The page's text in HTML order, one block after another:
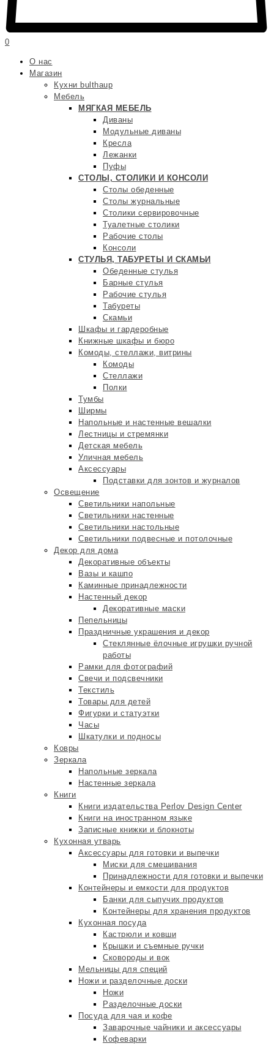
0
О нас
Магазин
Кухни bulthaup
Мебель
МЯГКАЯ МЕБЕЛЬ
Диваны
Модульные диваны
Кресла
Лежанки
Пуфы
СТОЛЫ, СТОЛИКИ И КОНСОЛИ
Столы обеденные
Столы журнальные
Столики сервировочные
Туалетные столики
Рабочие столы
Консоли
СТУЛЬЯ, ТАБУРЕТЫ И СКАМЬИ
Обеденные стулья
Барные стулья
Рабочие стулья
Табуреты
Скамьи
Шкафы и гардеробные
Книжные шкафы и бюро
Комоды, стеллажи, витрины
Комоды
Стеллажи
Полки
Тумбы
Ширмы
Напольные и настенные вешалки
Лестницы и стремянки
Детская мебель
Уличная мебель
Аксессуары
Подставки для зонтов и журналов
Освещение
Светильники напольные
Светильники настенные
Светильники настольные
Светильники подвесные и потолочные
Декор для дома
Декоративные объекты
Вазы и кашпо
Каминные принадлежности
Настенный декор
Декоративные маски
Пепельницы
Праздничные украшения и декор
Стеклянные ёлочные игрушки ручной
работы
Рамки для фотографий
Свечи и подсвечники
Текстиль
Товары для детей
Фигурки и статуэтки
Часы
Шкатулки и подносы
Ковры
Зеркала
Напольные зеркала
Настенные зеркала
Книги
Книги издательства Perlov Design Center
Книги на иностранном языке
Записные книжки и блокноты
Кухонная утварь
Аксессуары для готовки и выпечки
Миски для смешивания
Принадлежности для готовки и выпечки
Контейнеры и емкости для продуктов
Банки для сыпучих продуктов
Контейнеры для хранения продуктов
Кухонная посуда
Кастрюли и ковши
Крышки и съемные ручки
Сковороды и вок
Мельницы для специй
Ножи и разделочные доски
Ножи
Разделочные доски
Посуда для чая и кофе
Заварочные чайники и аксессуары
Кофеварки